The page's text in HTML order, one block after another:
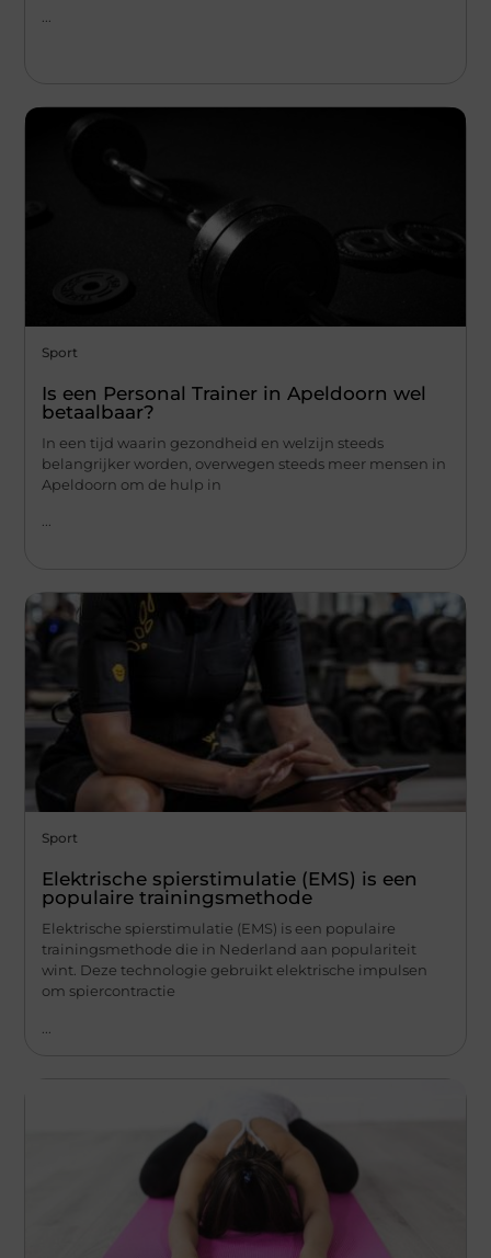
Sport
Is een Personal Trainer in Apeldoorn wel
betaalbaar?
In een tijd waarin gezondheid en welzijn steeds
belangrijker worden, overwegen steeds meer mensen in
Apeldoorn om de hulp in
...
Sport
Elektrische spierstimulatie (EMS) is een
populaire trainingsmethode
Elektrische spierstimulatie (EMS) is een populaire
trainingsmethode die in Nederland aan populariteit
wint. Deze technologie gebruikt elektrische impulsen
om spiercontractie